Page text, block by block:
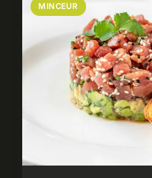
MINCEUR